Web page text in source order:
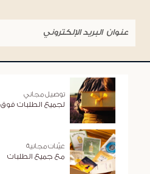
توصيل مجاني
لجميع الطلبات فوق 25 د.ك
عيّنات مجانية
مع جميع الطلبات